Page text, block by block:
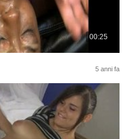
00:25
5 anni fa